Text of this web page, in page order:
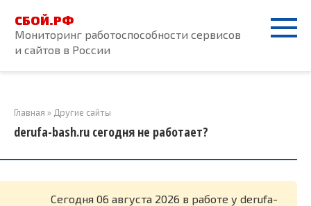
контенту
СБОЙ.РФ
Мониторинг работоспособности сервисов
и сайтов в России
Главная » Другие сайты
derufa-bash.ru сегодня не работает?
Cегодня 06 августа 2026 в работе у derufa-